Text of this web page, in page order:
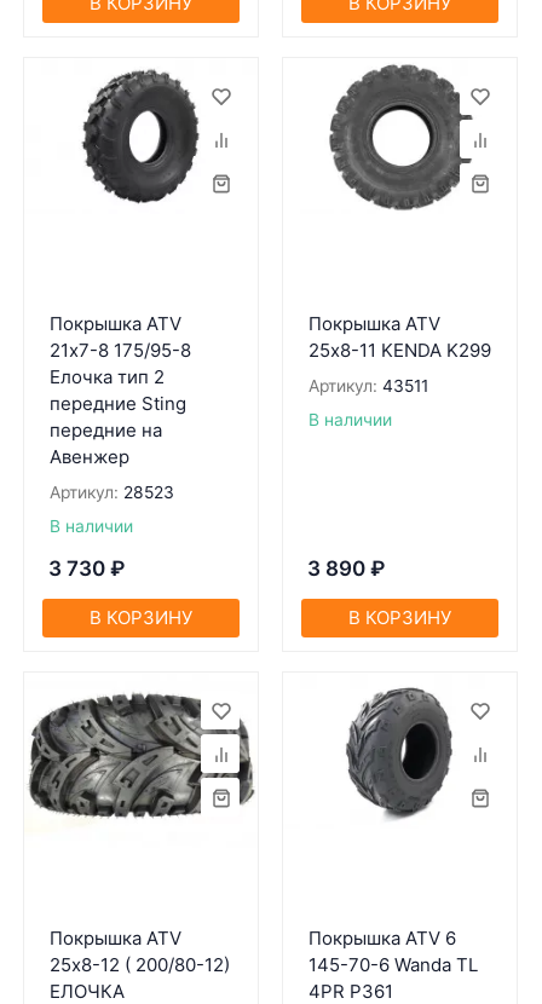
Покрышка ATV
21х7-8 175/95-8
Елочка тип 2
передние Sting
передние на
Авенжер
Артикул: 28523
В наличии
3 730 ₽
В КОРЗИНУ
Покрышка ATV
25х8-11 KENDA K299
Артикул: 43511
В наличии
3 890 ₽
В КОРЗИНУ
Покрышка ATV
25х8-12 ( 200/80-12)
ЕЛОЧКА
Покрышка ATV 6
145-70-6 Wanda TL
4PR P361